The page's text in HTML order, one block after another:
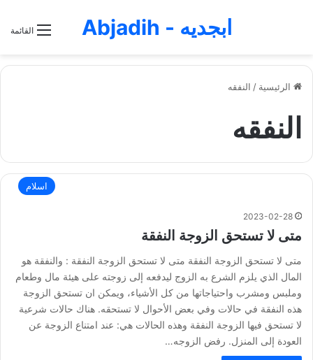
القائمة ابجديه - Abjadih
الرئيسية / النفقه
النفقه
اسلام
2023-02-28
متى لا تستحق الزوجة النفقة
متى لا تستحق الزوجة النفقة متى لا تستحق الزوجة النفقة : والنفقة هو
المال الذي يلزم الشرع به الزوج ليدفعه إلى زوجته على هيئة مال وطعام
وملبس ومشرب واحتياجاتها من كل الأشياء، ويمكن ان تستحق الزوجة
هذه النفقة في حالات وفي بعض الأحوال لا تستحقه. هناك حالات شرعية
لا تستحق فيها الزوجة النفقة وهذه الحالات هي: عند امتناع الزوجة عن
العودة إلى المنزل. رفض الزوجه…